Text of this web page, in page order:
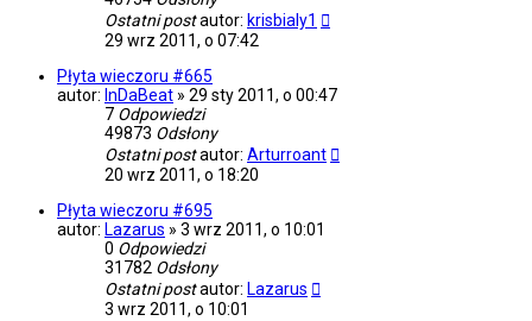
Ostatni postautor: krisbialy1
29 wrz 2011, o 07:42
Płyta wieczoru #665
autor: InDaBeat » 29 sty 2011, o 00:47
7 Odpowiedzi
49873 Odsłony
Ostatni postautor: Arturroant
20 wrz 2011, o 18:20
Płyta wieczoru #695
autor: Lazarus » 3 wrz 2011, o 10:01
0 Odpowiedzi
31782 Odsłony
Ostatni postautor: Lazarus
3 wrz 2011, o 10:01